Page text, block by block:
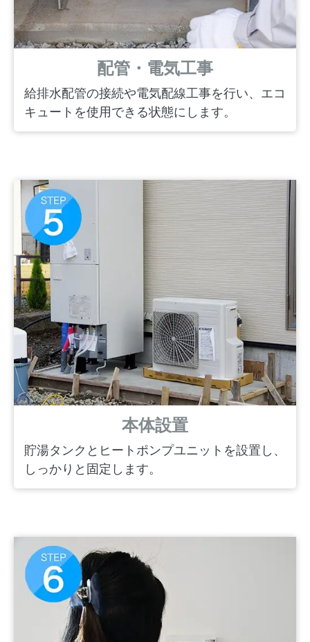
配管・電気工事
給排水配管の接続や電気配線工事を行い、エコ
キュートを使用できる状態にします。
本体設置
貯湯タンクとヒートポンプユニットを設置し、
しっかりと固定します。